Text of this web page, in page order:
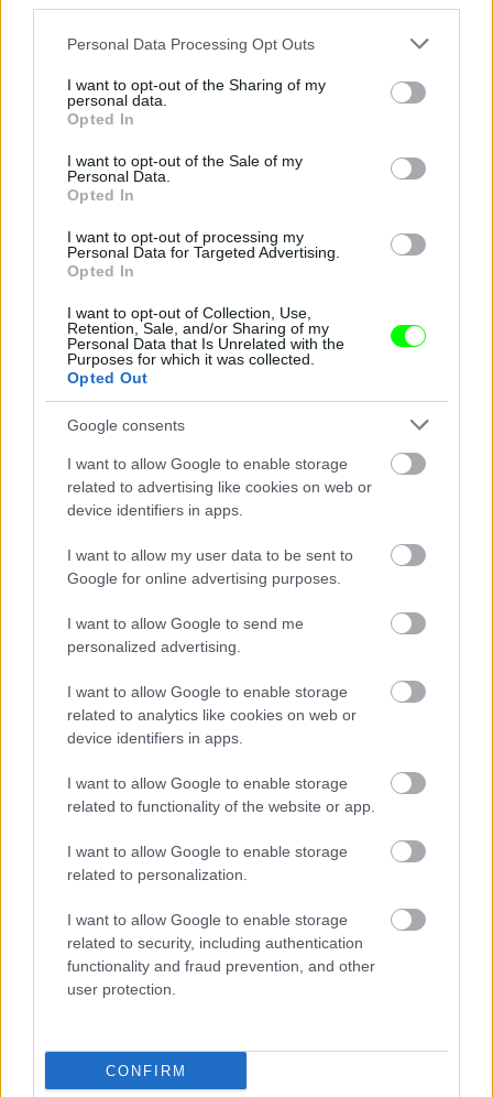
Please note that this website/app uses one or more Google
not limited to your visit or usage behaviour. You may click to
grant or deny consent to Google and its third-party tags to
use your data for below specified purposes in below Google
consent section.
Personal Data Processing Opt Outs
I want to opt-out of the Sharing of my
personal data.
Opted In
I want to opt-out of the Sale of my
Personal Data.
Opted In
I want to opt-out of processing my
Personal Data for Targeted Advertising.
Opted In
I want to opt-out of Collection, Use,
Retention, Sale, and/or Sharing of my
Personal Data that Is Unrelated with the
Purposes for which it was collected.
Opted Out
Google consents
I want to allow Google to enable storage
related to advertising like cookies on web or
device identifiers in apps.
I want to allow my user data to be sent to
Google for online advertising purposes.
I want to allow Google to send me
personalized advertising.
I want to allow Google to enable storage
related to analytics like cookies on web or
device identifiers in apps.
I want to allow Google to enable storage
related to functionality of the website or app.
I want to allow Google to enable storage
related to personalization.
I want to allow Google to enable storage
related to security, including authentication
functionality and fraud prevention, and other
user protection.
CONFIRM
Foglalkozását tekintve énekesnő.
Fotó: Epsilon / Getty Images Hungary
Jön még kép!